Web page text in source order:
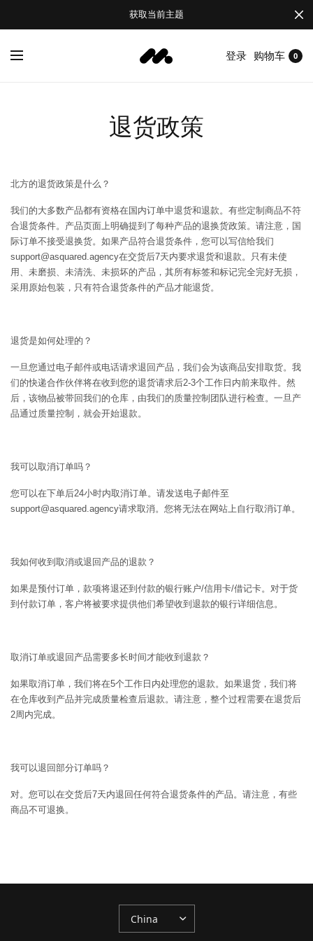
获取当前主题
登录 购物车 0
退货政策
北方的退货政策是什么？
我们的大多数产品都有资格在国内订单中退货和退款。有些定制商品不符
合退货条件。产品页面上明确提到了每种产品的退换货政策。请注意，国
际订单不接受退换货。如果产品符合退货条件，您可以写信给我们
support@asquared.agency在交货后7天内要求退货和退款。只有未使
用、未磨损、未清洗、未损坏的产品，其所有标签和标记完全完好无损，
采用原始包装，只有符合退货条件的产品才能退货。
退货是如何处理的？
一旦您通过电子邮件或电话请求退回产品，我们会为该商品安排取货。我
们的快递合作伙伴将在收到您的退货请求后2-3个工作日内前来取件。然
后，该物品被带回我们的仓库，由我们的质量控制团队进行检查。一旦产
品通过质量控制，就会开始退款。
我可以取消订单吗？
您可以在下单后24小时内取消订单。请发送电子邮件至
support@asquared.agency请求取消。您将无法在网站上自行取消订单。
我如何收到取消或退回产品的退款？
如果是预付订单，款项将退还到付款的银行账户/信用卡/借记卡。对于货
到付款订单，客户将被要求提供他们希望收到退款的银行详细信息。
取消订单或退回产品需要多长时间才能收到退款？
如果取消订单，我们将在5个工作日内处理您的退款。如果退货，我们将
在仓库收到产品并完成质量检查后退款。请注意，整个过程需要在退货后
2周内完成。
我可以退回部分订单吗？
对。您可以在交货后7天内退回任何符合退货条件的产品。请注意，有些
商品不可退换。
更
家/